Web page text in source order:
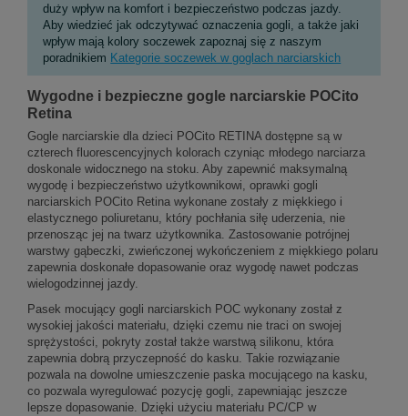
duży wpływ na komfort i bezpieczeństwo podczas jazdy.
Aby wiedzieć jak odczytywać oznaczenia gogli, a także jaki
wpływ mają kolory soczewek zapoznaj się z naszym
poradnikiem Kategorie soczewek w goglach narciarskich
Wygodne i bezpieczne gogle narciarskie POCito
Retina
Gogle narciarskie dla dzieci POCito RETINA dostępne są w
czterech fluorescencyjnych kolorach czyniąc młodego narciarza
doskonale widocznego na stoku. Aby zapewnić maksymalną
wygodę i bezpieczeństwo użytkownikowi, oprawki gogli
narciarskich POCito Retina wykonane zostały z miękkiego i
elastycznego poliuretanu, który pochłania siłę uderzenia, nie
przenosząc jej na twarz użytkownika. Zastosowanie potrójnej
warstwy gąbeczki, zwieńczonej wykończeniem z miękkiego polaru
zapewnia doskonałe dopasowanie oraz wygodę nawet podczas
wielogodzinnej jazdy.
Pasek mocujący gogli narciarskich POC wykonany został z
wysokiej jakości materiału, dzięki czemu nie traci on swojej
sprężystości, pokryty został także warstwą silikonu, która
zapewnia dobrą przyczepność do kasku. Takie rozwiązanie
pozwala na dowolne umieszczenie paska mocującego na kasku,
co pozwala wyregulować pozycję gogli, zapewniając jeszcze
lepsze dopasowanie. Dzięki użyciu materiału PC/CP w